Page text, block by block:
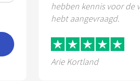
hebben kennis voor de
hebt aangevraagd.
Arie Kortland